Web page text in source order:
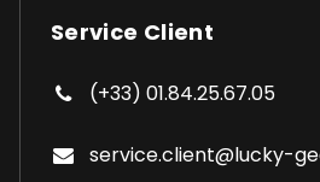
Service Client
(+33) 01.84.25.67.05
service.client@lucky-